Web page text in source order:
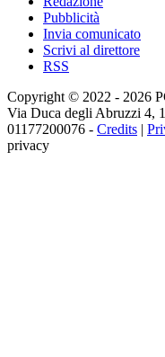
Pubblicità
Invia comunicato
Scrivi al direttore
RSS
Copyright © 2022 - 2026
Via Duca degli Abruzzi 4,
01177200076 - Credits |
privacy